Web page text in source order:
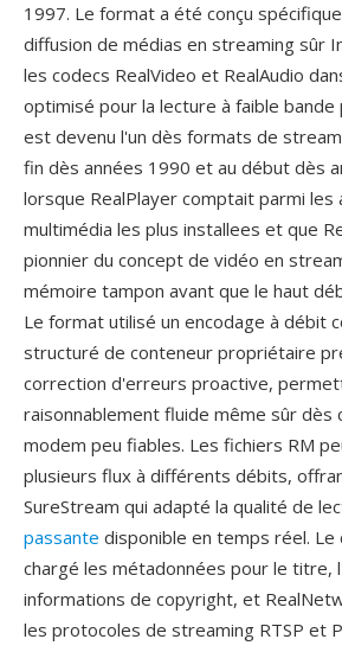
1997. Le format a été conçu
diffusion de médias en streaming sûr
les codecs RealVideo et RealAudio
optimisé pour la lecture à faible bande
est devenu l'un dès formats de
fin dès années 1990 et au début dès
lorsque RealPlayer comptait parmi les
multimédia les plus installees et que
pionnier du concept de vidéo en
mémoire tampon avant que le haut
Le format utilisé un encodage à débit
structuré de conteneur propriétaire
correction d'erreurs proactive,
raisonnablement fluide même sûr dès
modem peu fiables. Les fichiers RM
plusieurs flux à différents débits,
SureStream qui adapté la qualité de
passante disponible en temps réel.
chargé les métadonnées pour le titre,
informations de copyright, et
les protocoles de streaming RTSP et